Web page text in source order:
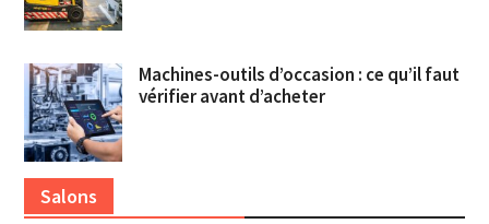
Machines-outils d’occasion : ce qu’il faut
vérifier avant d’acheter
Salons